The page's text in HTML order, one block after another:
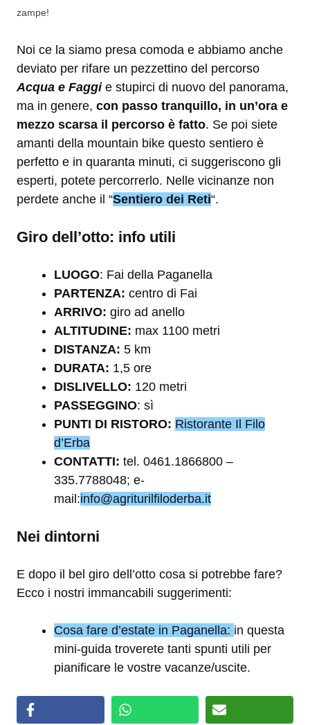
zampe!
Noi ce la siamo presa comoda e abbiamo anche
deviato per rifare un pezzettino del percorso
Acqua e Faggie stupirci di nuovo del panorama,
ma in genere, con passo tranquillo, in un’ora e
mezzo scarsa il percorso è fatto. Se poi siete
amanti della mountain bike questo sentiero è
perfetto e in quaranta minuti, ci suggeriscono gli
esperti, potete percorrerlo. Nelle vicinanze non
perdete anche il “Sentiero dei Reti“.
Giro dell’otto: info utili
LUOGO: Fai della Paganella
PARTENZA: centro di Fai
ARRIVO: giro ad anello
ALTITUDINE: max 1100 metri
DISTANZA: 5 km
DURATA: 1,5 ore
DISLIVELLO: 120 metri
PASSEGGINO: sì
PUNTI DI RISTORO: Ristorante Il Filo
d’Erba
CONTATTI: tel. 0461.1866800 –
335.7788048; e-
mail:info@agriturilfiloderba.it
Nei dintorni
E dopo il bel giro dell’otto cosa si potrebbe fare?
Ecco i nostri immancabili suggerimenti:
Cosa fare d’estate in Paganella: in questa
mini-guida troverete tanti spunti utili per
pianificare le vostre vacanze/uscite.